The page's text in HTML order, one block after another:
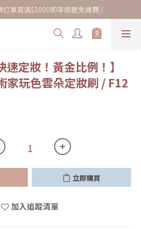
訂單買滿$1000即享順豐免運費 /
速定妝！黃金比例！】
家玩色雲朵定妝刷 / F12
立即購買
加入追蹤清單